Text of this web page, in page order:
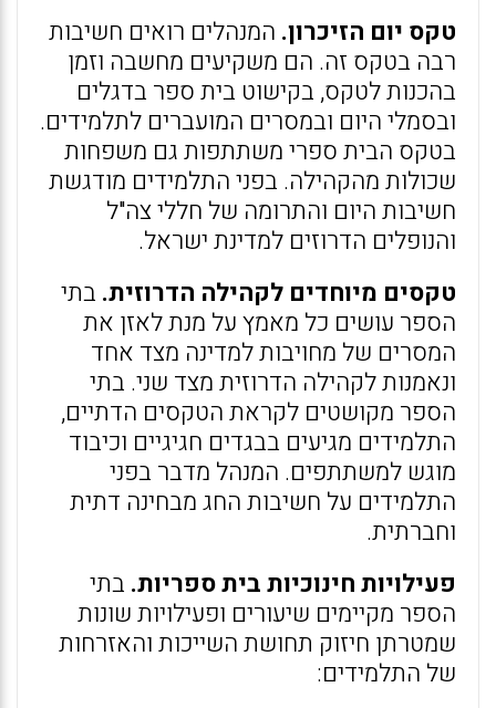
טקס יום הזיכרון. המנהלים רואים חשיבות
רבה בטקס זה. הם משקיעים מחשבה וזמן
בהכנות לטקס, בקישוט בית ספר בדגלים
ובסמלי היום ובמסרים המועברים לתלמידים.
בטקס הבית ספרי משתתפות גם משפחות
שכולות מהקהילה. בפני התלמידים מודגשת
חשיבות היום והתרומה של חללי צה"ל
והנופלים הדרוזים למדינת ישראל.
טקסים מיוחדים לקהילה הדרוזית. בתי
הספר עושים כל מאמץ על מנת לאזן את
המסרים של מחויבות למדינה מצד אחד
ונאמנות לקהילה הדרוזית מצד שני. בתי
הספר מקושטים לקראת הטקסים הדתיים,
התלמידים מגיעים בבגדים חגיגיים וכיבוד
מוגש למשתתפים. המנהל מדבר בפני
התלמידים על חשיבות החג מבחינה דתית
וחברתית.
פעילויות חינוכיות בית ספריות. בתי
הספר מקיימים שיעורים ופעילויות שונות
שמטרתן חיזוק תחושת השייכות והאזרחות
של התלמידים: